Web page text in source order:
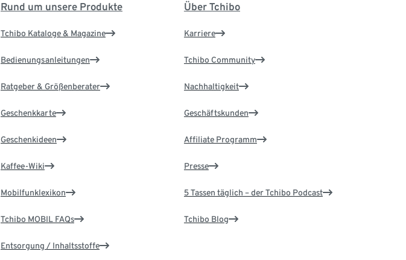
Rund um unsere Produkte
Tchibo Kataloge & Magazine
Bedienungsanleitungen
Ratgeber & Größenberater
Geschenkkarte
Geschenkideen
Kaffee-Wiki
Mobilfunklexikon
Tchibo MOBIL FAQs
Entsorgung / Inhaltsstoffe
Über Tchibo
Karriere
Tchibo Community
Nachhaltigkeit
Geschäftskunden
Affiliate Programm
Presse
5 Tassen täglich – der Tchibo Podcast
Tchibo Blog